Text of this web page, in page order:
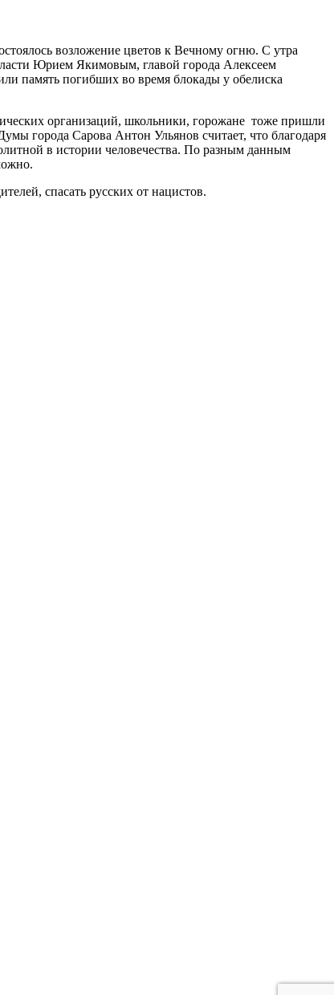
возложение цветов к Вечному огню. С утра
Юрием Якимовым, главой города Алексеем
память погибших во время блокады у обелиска
организаций, школьники, горожане тоже пришли
города Сарова Антон Ульянов считает, что благодаря
в истории человечества. По разным данным
спасать русских от нацистов.